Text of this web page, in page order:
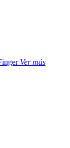
Ver más